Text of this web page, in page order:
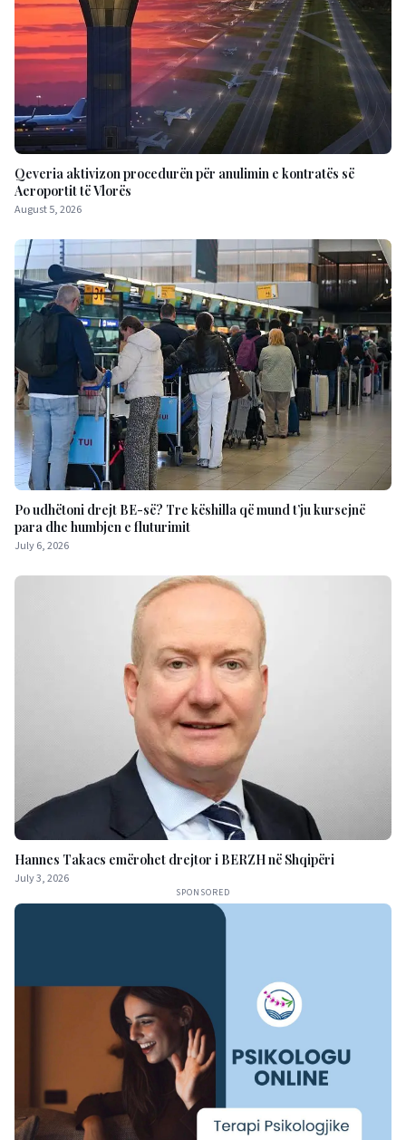
Qeveria aktivizon procedurën për anulimin e kontratës së
Aeroportit të Vlorës
August 5, 2026
Po udhëtoni drejt BE-së? Tre këshilla që mund t’ju kursejnë
para dhe humbjen e fluturimit
July 6, 2026
Hannes Takacs emërohet drejtor i BERZH në Shqipëri
July 3, 2026
SPONSORED